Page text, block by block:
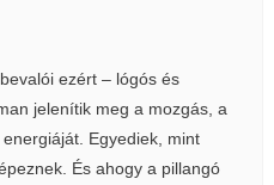
ezért – lógós és
jelenítik meg a mozgás, a
Egyediek, mint
És ahogy a pillangó